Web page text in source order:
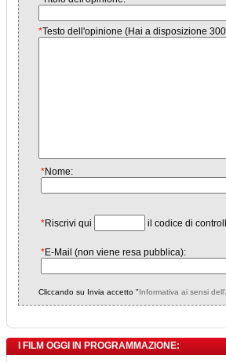
*Testo dell'opinione (Hai a disposizione
*Nome:
*Riscrivi qui il codice di
*E-Mail (non viene resa pubblica):
Cliccando su Invia accetto "Informativa ai sensi
I FILM OGGI IN PROGRAMMAZIONE: